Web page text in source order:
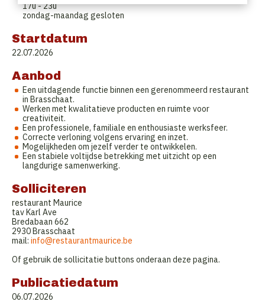
17u - 23u
zondag-maandag gesloten
Startdatum
22.07.2026
Aanbod
Een uitdagende functie binnen een gerenommeerd restaurant
in Brasschaat.
Werken met kwalitatieve producten en ruimte voor
creativiteit.
Een professionele, familiale en enthousiaste werksfeer.
Correcte verloning volgens ervaring en inzet.
Mogelijkheden om jezelf verder te ontwikkelen.
Een stabiele voltijdse betrekking met uitzicht op een
langdurige samenwerking.
Solliciteren
restaurant Maurice
tav Karl Ave
Bredabaan 662
2930 Brasschaat
mail: info@restaurantmaurice.be
Of gebruik de sollicitatie buttons onderaan deze pagina.
Publicatiedatum
06.07.2026